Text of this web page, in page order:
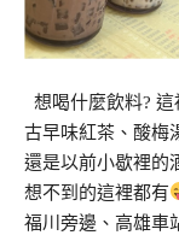
想喝什麼飲料?
古早味紅茶、酸梅
還是以前小歇裡
想不到的這裡都有
福川旁邊、高雄車